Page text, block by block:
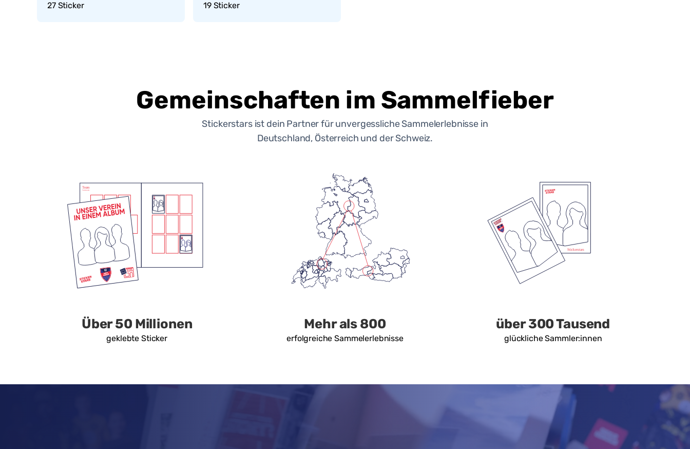
27Sticker
19Sticker
Gemeinschaften im Sammelfieber
Stickerstars ist dein Partner für unvergessliche Sammelerlebnisse in
Deutschland, Österreich und der Schweiz.
Über 50 Millionen
geklebte Sticker
Mehr als 800
erfolgreiche Sammelerlebnisse
über 300 Tausend
glückliche Sammler:innen